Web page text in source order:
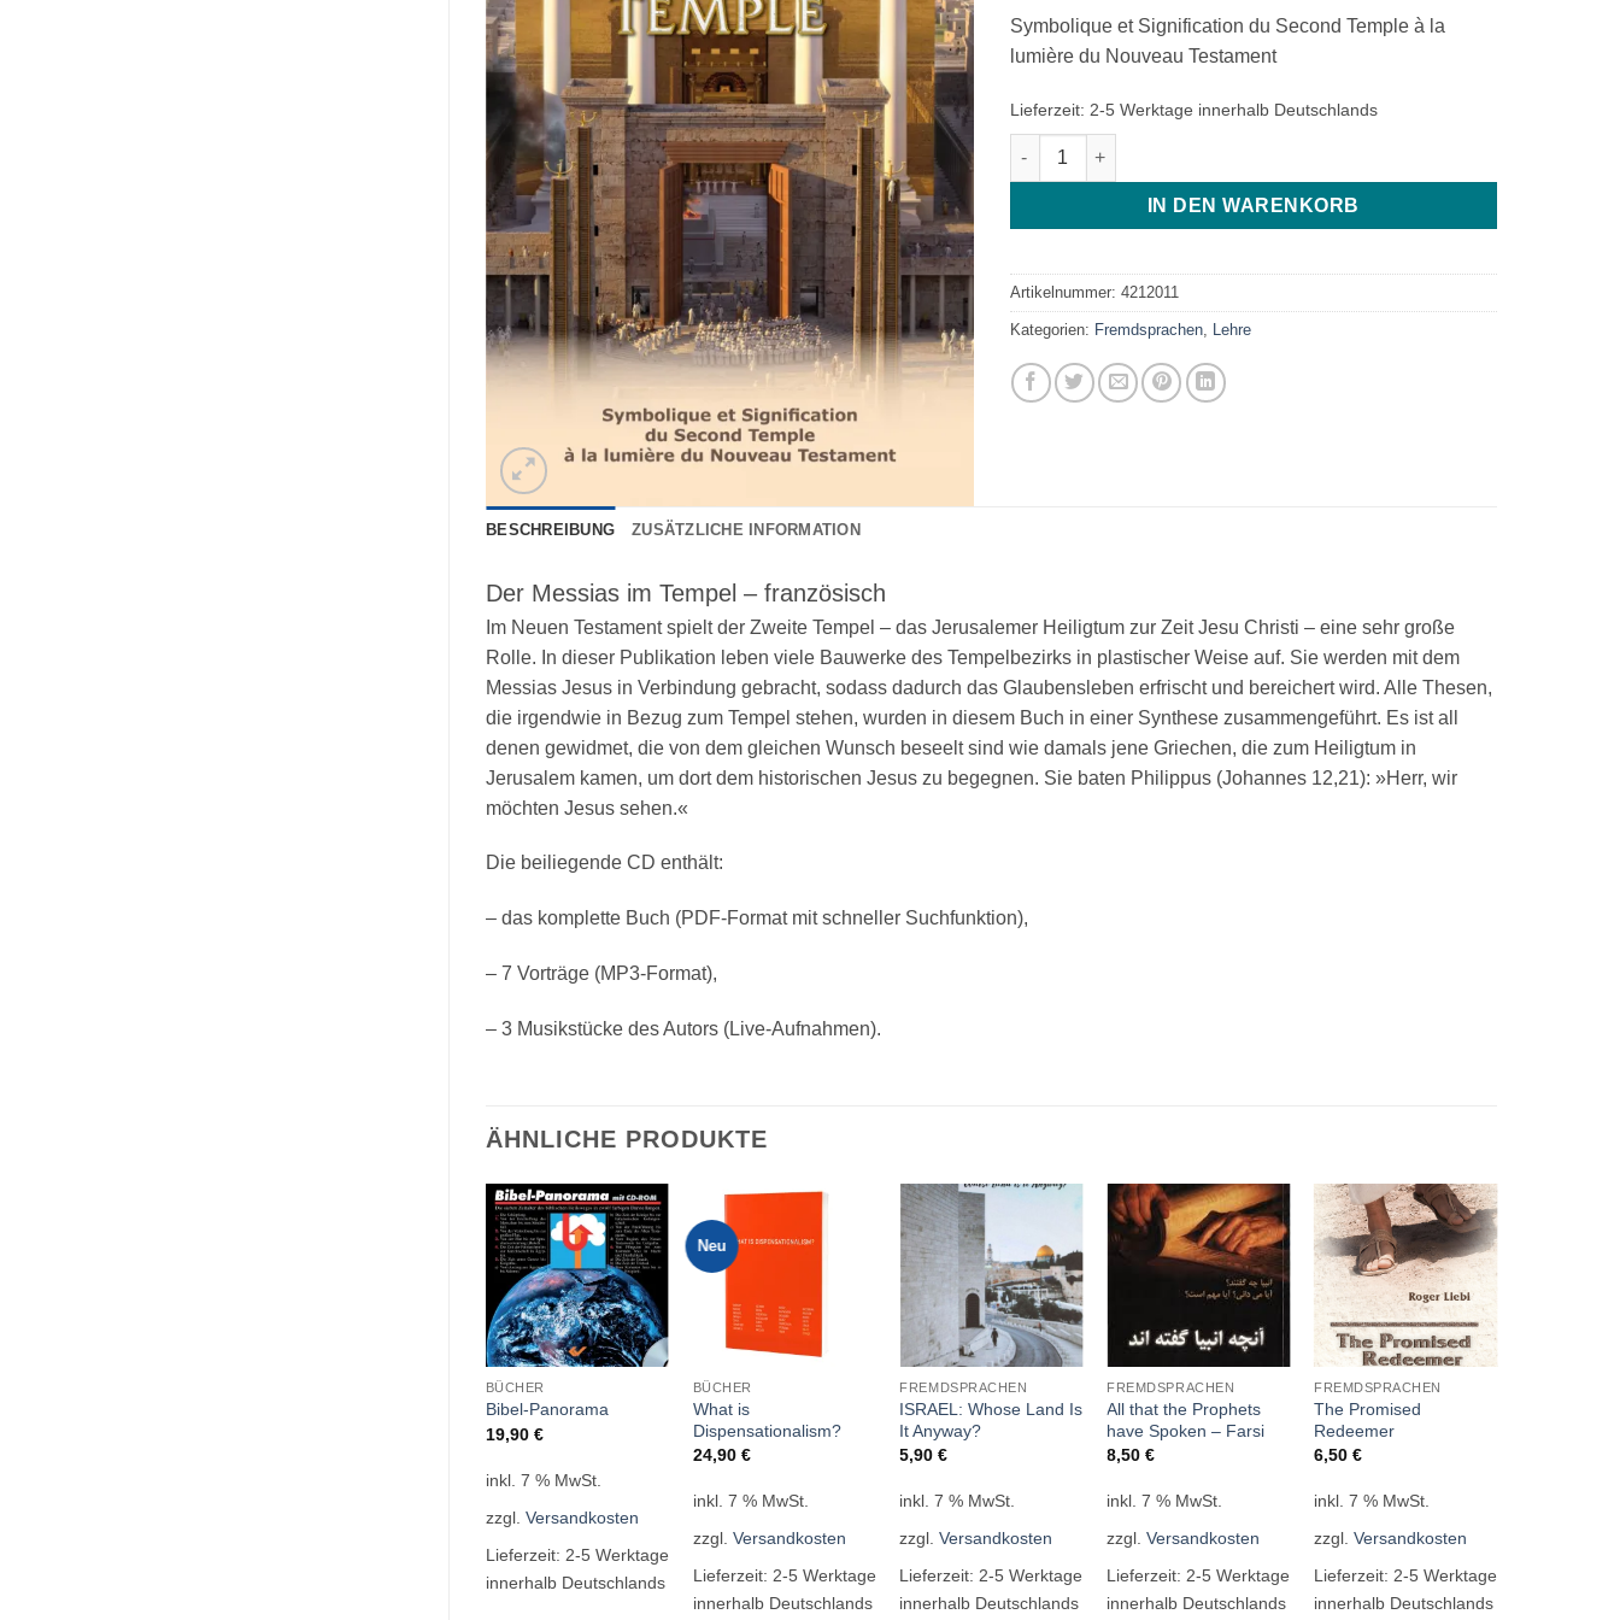
Symbolique et Signification du Second Temple à la
lumière du Nouveau Testament
Lieferzeit: 2-5 Werktage innerhalb Deutschlands
Le Messie Dans Le Temple Menge
IN DEN WARENKORB
Artikelnummer: 4212011
Kategorien: Fremdsprachen, Lehre
BESCHREIBUNG ZUSÄTZLICHE INFORMATION
Der Messias im Tempel – französisch
Im Neuen Testament spielt der Zweite Tempel – das Jerusalemer Heiligtum zur Zeit Jesu Christi – eine sehr große
Rolle. In dieser Publikation leben viele Bauwerke des Tempelbezirks in plastischer Weise auf. Sie werden mit dem
Messias Jesus in Verbindung gebracht, sodass dadurch das Glaubensleben erfrischt und bereichert wird. Alle Thesen,
die irgendwie in Bezug zum Tempel stehen, wurden in diesem Buch in einer Synthese zusammengeführt. Es ist all
denen gewidmet, die von dem gleichen Wunsch beseelt sind wie damals jene Griechen, die zum Heiligtum in
Jerusalem kamen, um dort dem historischen Jesus zu begegnen. Sie baten Philippus (Johannes 12,21): »Herr, wir
möchten Jesus sehen.«
Die beiliegende CD enthält:
– das komplette Buch (PDF-Format mit schneller Suchfunktion),
– 7 Vorträge (MP3-Format),
– 3 Musikstücke des Autors (Live-Aufnahmen).
ÄHNLICHE PRODUKTE
BÜCHER
Bibel-Panorama
19,90 €
inkl. 7 % MwSt.
zzgl. Versandkosten
Lieferzeit: 2-5 Werktage
innerhalb Deutschlands
Neu
BÜCHER
What is
Dispensationalism?
24,90 €
inkl. 7 % MwSt.
zzgl. Versandkosten
Lieferzeit: 2-5 Werktage
innerhalb Deutschlands
FREMDSPRACHEN
ISRAEL: Whose Land Is
It Anyway?
5,90€
inkl. 7 % MwSt.
zzgl.Versandkosten
Lieferzeit:2-5 Werktage
innerhalb Deutschlands
FREMDSPRACHEN
All that the Prophets
have Spoken – Farsi
8,50€
inkl. 7 % MwSt.
zzgl.Versandkosten
Lieferzeit:2-5 Werktage
innerhalb Deutschlands
FREMDSPRACHEN
The Promised
Redeemer
6,50 €
inkl. 7 % MwSt.
zzgl. Versandkosten
Lieferzeit: 2-5 Werktage
innerhalb Deutschlands